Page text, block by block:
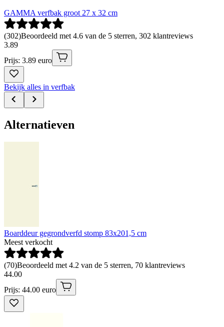
GAMMA verfbak groot 27 x 32 cm
(302)Beoordeeld met 4.6 van de 5 sterren, 302 klantreviews
3.89
Prijs: 3.89 euro
Bekijk alles in verfbak
Alternatieven
Boarddeur gegrondverfd stomp 83x201,5 cm
Meest verkocht
(70)Beoordeeld met 4.2 van de 5 sterren, 70 klantreviews
44.00
Prijs: 44.00 euro